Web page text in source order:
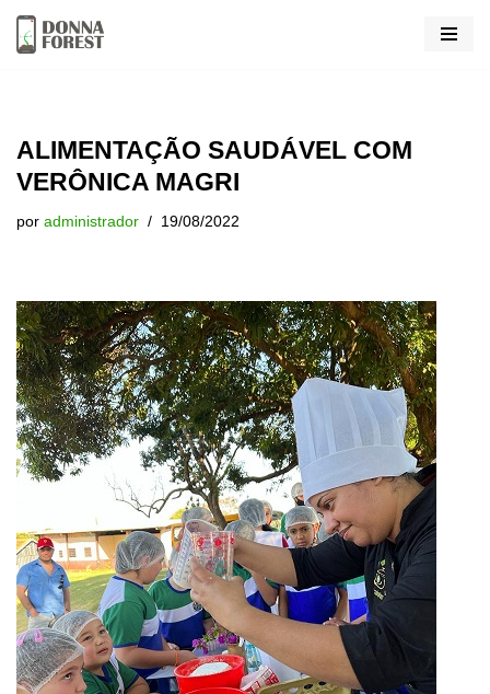
Pular
conteúdo
ALIMENTAÇÃO SAUDÁVEL COM
VERÔNICA MAGRI
por administrador 19/08/2022